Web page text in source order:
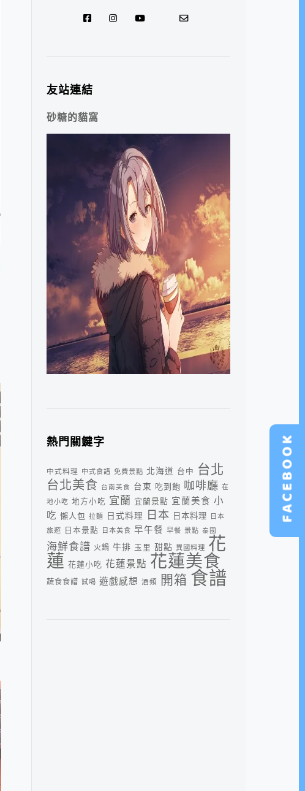
友站連結
砂糖的貓窩
熱門關鍵字
中式料理 中式食譜 免費景點 北海道 台中 台北
台北美食 台南美食 台東 吃到飽 咖啡廳 在
地小吃 地方小吃 宜蘭 宜蘭景點 宜蘭美食 小
吃 懶人包 拉麵 日式料理 日本 日本料理
日本
旅遊
日本景點 日本美食 早午餐 早餐 景點 泰國
海鮮食譜 火鍋 牛排 玉里 甜點 異國料理 花
蓮 花蓮小吃 花蓮景點 花蓮美食
蔬食食譜 試喝 遊戲感想 酒類 開箱 食譜